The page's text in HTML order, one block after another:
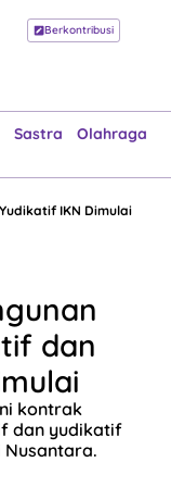
Berkontribusi
Sastra
Olahraga
Justisia
Sastra
Pariwara
IKN Dimulai
dan
kontrak
dan yudikatif
Nusantara.